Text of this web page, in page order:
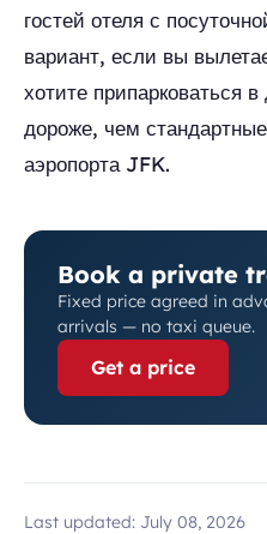
гостей отеля с
вариант, если вы
хотите припарковаться
дороже, чем
аэропорта JFK.
Book a private
Fixed price agreed in
arrivals — no taxi queue.
Get a price
Last updated: July 08, 2026